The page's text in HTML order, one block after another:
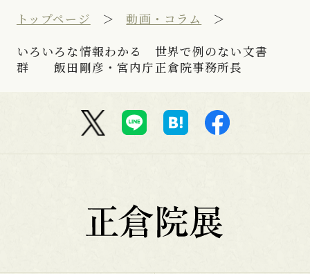
トップページ
動画・コラム
いろいろな情報わかる 世界で例のない文書
群 飯田剛彦・宮内庁正倉院事務所長